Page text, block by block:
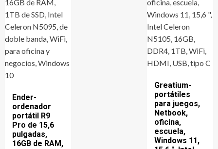
Ender-
ordenador
portátil R9
Pro de 15,6
pulgadas,
16GB de RAM,
Greatium-
portátiles
para juegos,
Netbook,
oficina,
escuela,
Windows 11,